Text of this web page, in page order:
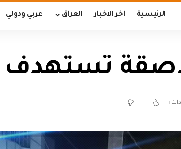
الرئيسية اخر الاخبار العراق عربي ودولي
تستهدف